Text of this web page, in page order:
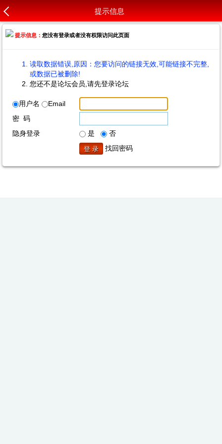
提示信息
提示信息：您没有登录或者没有权限访问此页面
读取数据错误,原因：您要访问的链接无效,可能链接不完整,
或数据已被删除!
您还不是论坛会员,请先登录论坛
用户名
Email
密 码
隐身登录
是
否
找回密码